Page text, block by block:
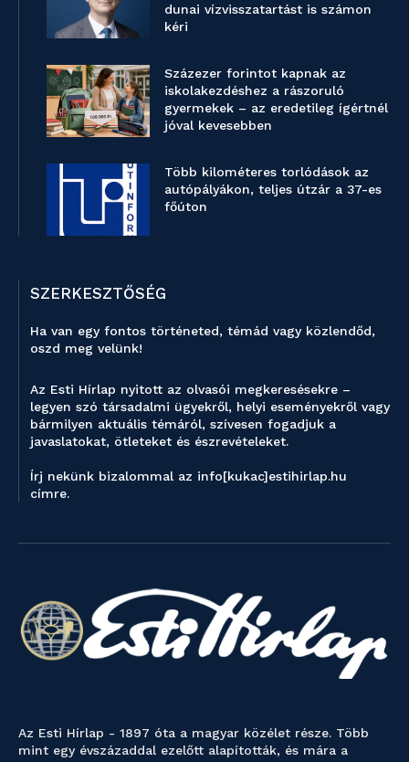
dunai vízvisszatartást is számon
kéri
Százezer forintot kapnak az
iskolakezdéshez a rászoruló
gyermekek – az eredetileg ígértnél
jóval kevesebben
Több kilométeres torlódások az
autópályákon, teljes útzár a 37-es
főúton
SZERKESZTŐSÉG
Ha van egy fontos történeted, témád vagy közlendőd,
oszd meg velünk!
Az Esti Hírlap nyitott az olvasói megkeresésekre –
legyen szó társadalmi ügyekről, helyi eseményekről vagy
bármilyen aktuális témáról, szívesen fogadjuk a
javaslatokat, ötleteket és észrevételeket.
Írj nekünk bizalommal az info[kukac]estihirlap.hu
címre.
Az Esti Hírlap - 1897 óta a magyar közélet része. Több
mint egy évszázaddal ezelőtt alapították, és mára a